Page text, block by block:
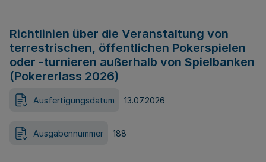
Richtlinien über die Veranstaltung von
terrestrischen, öffentlichen Pokerspielen
oder -turnieren außerhalb von Spielbanken
(Pokererlass 2026)
Ausfertigungsdatum 13.07.2026
Ausgabennummer 188